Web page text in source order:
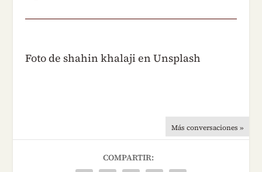
Foto de shahin khalaji en Unsplash
Más conversaciones »
COMPARTIR: